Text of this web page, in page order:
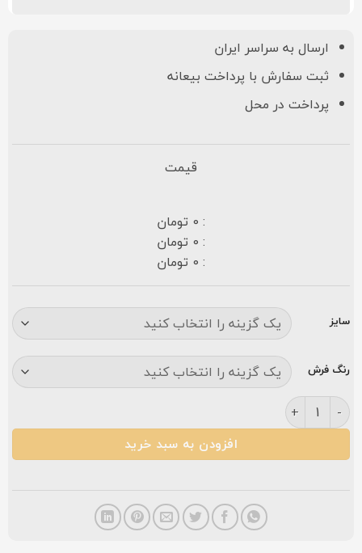
ارسال به سراسر ایران
ثبت سفارش با پرداخت بیعانه
پرداخت در محل
قیمت
: 0 تومان
: 0 تومان
: 0 تومان
سایز
رنگ فرش
فرش نگین مشهد کد ۱۲۱۵ طوسی۱۲۰۰ شانه گلبرجسته عدد
افزودن به سبد خرید